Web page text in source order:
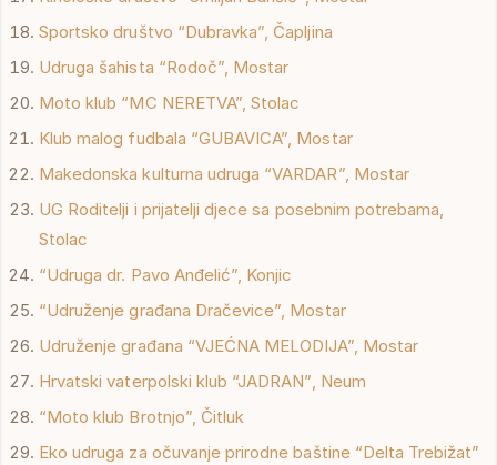
Sportsko društvo “Dubravka”, Čapljina
Udruga šahista “Rodoč”, Mostar
Moto klub “MC NERETVA”, Stolac
Klub malog fudbala “GUBAVICA”, Mostar
Makedonska kulturna udruga “VARDAR”, Mostar
UG Roditelji i prijatelji djece sa posebnim potrebama,
Stolac
“Udruga dr. Pavo Anđelić”, Konjic
“Udruženje građana Dračevice”, Mostar
Udruženje građana “VJEĆNA MELODIJA”, Mostar
Hrvatski vaterpolski klub “JADRAN”, Neum
“Moto klub Brotnjo”, Čitluk
Eko udruga za očuvanje prirodne baštine “Delta Trebižat”